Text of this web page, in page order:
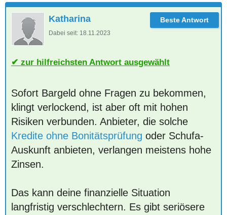
Katharina
Dabei seit: 18.11.2023
zur hilfreichsten Antwort ausgewählt
Sofort Bargeld ohne Fragen zu bekommen,
klingt verlockend, ist aber oft mit hohen
Risiken verbunden. Anbieter, die solche
Kredite ohne Bonitätsprüfung oder Schufa-
Auskunft anbieten, verlangen meistens hohe
Zinsen.
Das kann deine finanzielle Situation
langfristig verschlechtern. Es gibt seriösere